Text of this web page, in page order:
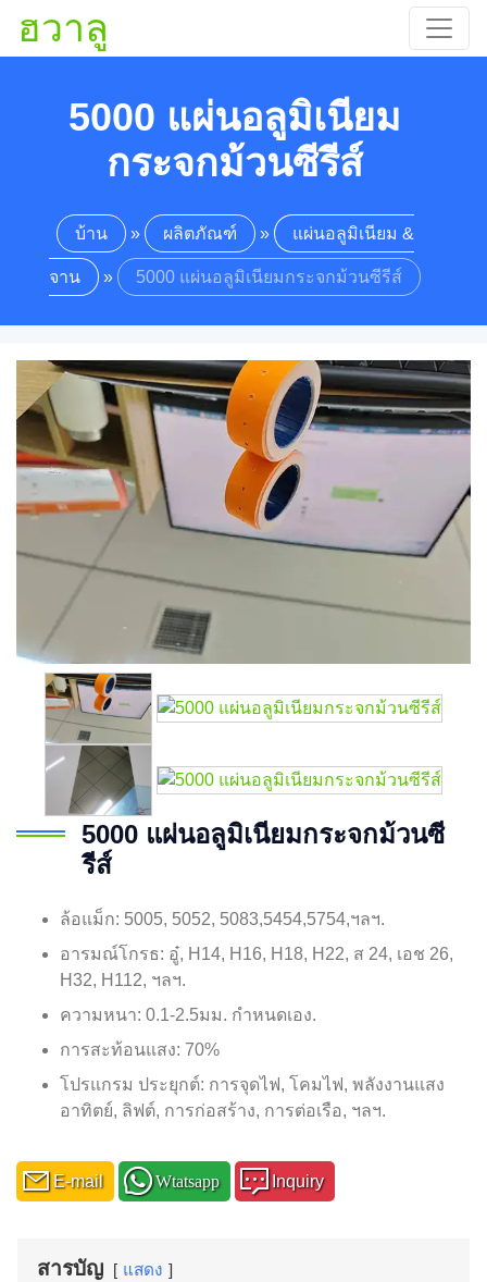
ฮวาลู
5000 แผ่นอลูมิเนียม
กระจกม้วนซีรีส์
บ้าน » ผลิตภัณฑ์ » แผ่นอลูมิเนียม &
จาน » 5000 แผ่นอลูมิเนียมกระจกม้วนซีรีส์
5000 แผ่นอลูมิเนียมกระจกม้วนซี
รีส์
ล้อแม็ก: 5005, 5052, 5083,5454,5754,ฯลฯ.
อารมณ์โกรธ: อู๋, H14, H16, H18, H22, ส 24, เอช 26,
H32, H112, ฯลฯ.
ความหนา: 0.1-2.5มม. กำหนดเอง.
การสะท้อนแสง: 70%
โปรแกรม ประยุกต์: การจุดไฟ, โคมไฟ, พลังงานแสง
อาทิตย์, ลิฟต์, การก่อสร้าง, การต่อเรือ, ฯลฯ.
E-mail Wtatsapp Inquiry
สารบัญ แสดง